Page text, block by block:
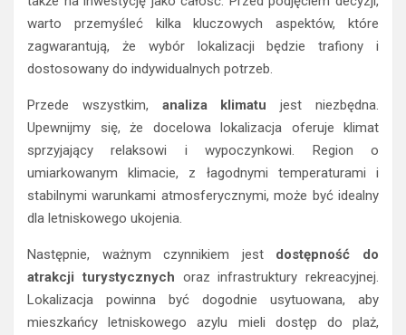
warto przemyśleć kilka kluczowych aspektów, które
zagwarantują, że wybór lokalizacji będzie trafiony i
dostosowany do indywidualnych potrzeb.
Przede wszystkim, analiza klimatu jest niezbędna.
Upewnijmy się, że docelowa lokalizacja oferuje klimat
sprzyjający relaksowi i wypoczynkowi. Region o
umiarkowanym klimacie, z łagodnymi temperaturami i
stabilnymi warunkami atmosferycznymi, może być idealny
dla letniskowego ukojenia.
Następnie, ważnym czynnikiem jest dostępność do
atrakcji turystycznych oraz infrastruktury rekreacyjnej.
Lokalizacja powinna być dogodnie usytuowana, aby
mieszkańcy letniskowego azylu mieli dostęp do plaż,